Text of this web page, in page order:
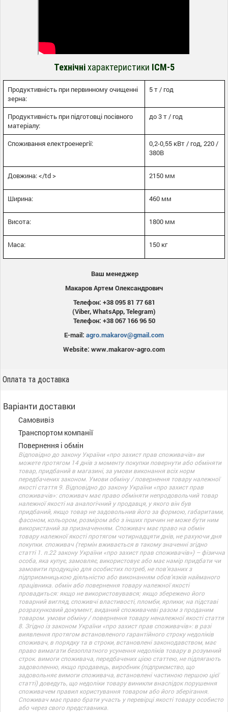
Технічні характеристики ІСМ-5
Продуктивність при первинному очищенні
зерна:
5 т / год
Продуктивність при підготовці посівного
матеріалу:
до 3 т / год
Споживання електроенергії:
0,2-0,55 кВт / год, 220 /
380В
Довжина: </td > 2150 мм
Ширина: 460 мм
Висота: 1800 мм
Маса: 150 кг
Ваш менеджер
Макаров Артем Олександрович
Телефон: +38 095 81 77 681
(Viber, WhatsApp, Telegram)
Телефон: +38 067 166 96 50
E-mail: agro.makarov@gmail.com
Website: www.makarov-agro.com
Оплата та доставка
Варіанти доставки
Самовивіз
Транспортом компанії
Повернення і обмін
Відповідно до закону України «про захист прав споживачів» ви
можете протягом 14 днів з моменту покупки повернути або обміняти
товар, придбаний в магазині, за умови виконання всіх норм
передбачених законом. Умови обміну / повернення товару належної
якості стаття 9. Відповідно до закону України «про захист прав
споживачів»: споживач має право обміняти непродовольчий товар
належної якості на аналогічний у продавця, у якого він був
придбаний, якщо товар не задовольнив його за формою, габаритами,
фасоном, кольором, розміром або з інших причин не може бути ним
використаний за призначенням. Споживач має право на обмін
товару належної якості протягом чотирнадцяти днів, не рахуючи дня
покупки. споживач (термін вживається в такому значенні згідно
статті 1. п.22 закону України «про захист прав споживачів») – фізична
особа, яка купує, замовляє, використовує або має намір придбати чи
замовити продукцію для особистих потреб, не пов’язаних з
підприємницькою діяльністю або виконанням обов’язків найманого
працівника. обмін або повернення товару належної якості
провадиться: якщо не використовувався; якщо збережено його
товарний вигляд, споживчі властивості, пломби, ярлики; на підставі
розрахунковий документ, виданий споживачеві разом з проданим
товаром. умови обміну / повернення товару неналежної якості стаття
8. Згідно із законом України «про захист прав споживачів»: в разі
виявлення протягом встановленого гарантійного строку недоліків
споживач, в порядку та в строки, встановлені законодавством, має
право вимагати безоплатного усунення недоліків товару в розумний
строк. вимоги споживача, передбачених цією статтею, не підлягають
задоволенню, якщо продавець, виробник (підприємство, що
задовольняє вимоги споживача, встановлені частиною першою цієї
статті) доведуть, що недоліки товару виникли внаслідок порушення
споживачем правил користування товаром або його зберігання.
Споживач має право брати участь у перевірці якості товару особисто
або через свого представника.